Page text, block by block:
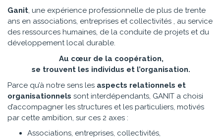
Ganit, une expérience professionnelle de plus de trente
ans en associations, entreprises et collectivités , au service
des ressources humaines, de la conduite de projets et du
développement local durable.
Au cœur de la coopération,
se trouvent les individus et l’organisation.
Parce qu’à notre sens les aspects relationnels et
organisationnels sont interdépendants, GANIT a choisi
d’accompagner les structures et les particuliers, motivés
par cette ambition, sur ces 2 axes :
Associations, entreprises, collectivités,